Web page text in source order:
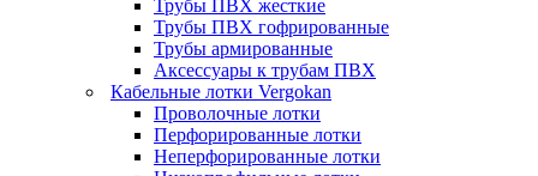
Трубы ПВХ жесткие
Трубы ПВХ гофрированные
Трубы армированные
Аксессуары к трубам ПВХ
Кабельные лотки Vergokan
Проволочные лотки
Перфорированные лотки
Неперфорированные лотки